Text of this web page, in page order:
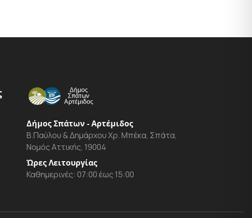
Δήμος Σπάτων - Αρτέμιδος
Β.Παύλου & Δημάρχου Χρ. Μπέκα, Σπάτα,
Νομός Αττικής, 19004
Ώρες Λειτουργίας
Καθημερινές: 07:00 έως 15:00